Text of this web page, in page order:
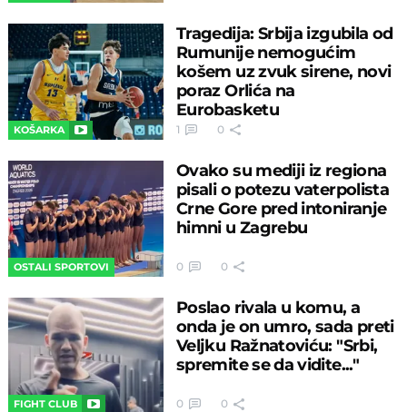
KOŠARKA
Tragedija: Srbija izgubila od
Rumunije nemogućim
košem uz zvuk sirene, novi
poraz Orlića na
Eurobasketu
1 0
OSTALI SPORTOVI
Ovako su mediji iz regiona
pisali o potezu vaterpolista
Crne Gore pred intoniranje
himni u Zagrebu
0 0
FIGHT CLUB
Poslao rivala u komu, a
onda je on umro, sada preti
Veljku Ražnatoviću: "Srbi,
spremite se da vidite..."
0 0